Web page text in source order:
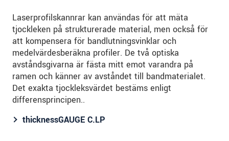
Laserprofilskannrar kan användas för att mäta
tjockleken på strukturerade material, men också för
att kompensera för bandlutningsvinklar och
medelvärdesberäkna profiler. De två optiska
avståndsgivarna är fästa mitt emot varandra på
ramen och känner av avståndet till bandmaterialet.
Det exakta tjockleksvärdet bestäms enligt
differensprincipen..
thicknessGAUGE C.LP